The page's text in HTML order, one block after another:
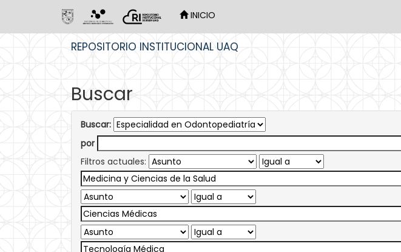
INICIO
REPOSITORIO INSTITUCIONAL UAQ
Buscar
Buscar:
por
Filtros actuales: